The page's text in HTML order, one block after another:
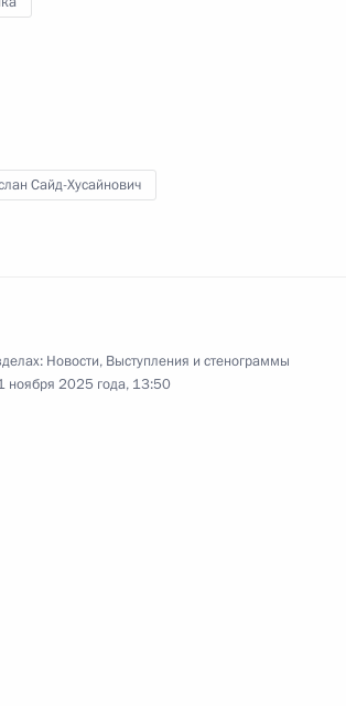
службы
Сайд-Хусайнович
Новости, Выступления и стенограммы
ноября 2025 года, 13:50